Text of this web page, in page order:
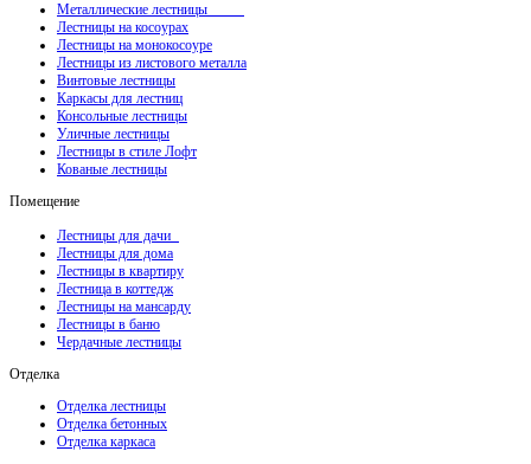
Металлические лестницы
Лестницы на косоурах
Лестницы на монокосоуре
Лестницы из листового металла
Винтовые лестницы
Каркасы для лестниц
Консольные лестницы
Уличные лестницы
Лестницы в стиле Лофт
Кованые лестницы
Помещение
Лестницы для дачи
Лестницы для дома
Лестницы в квартиру
Лестница в коттедж
Лестницы на мансарду
Лестницы в баню
Чердачные лестницы
Отделка
Отделка лестницы
Отделка бетонных
Отделка каркаса